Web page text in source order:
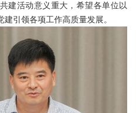
建活动意义重大，希望各单位以
引领各项工作高质量发展。